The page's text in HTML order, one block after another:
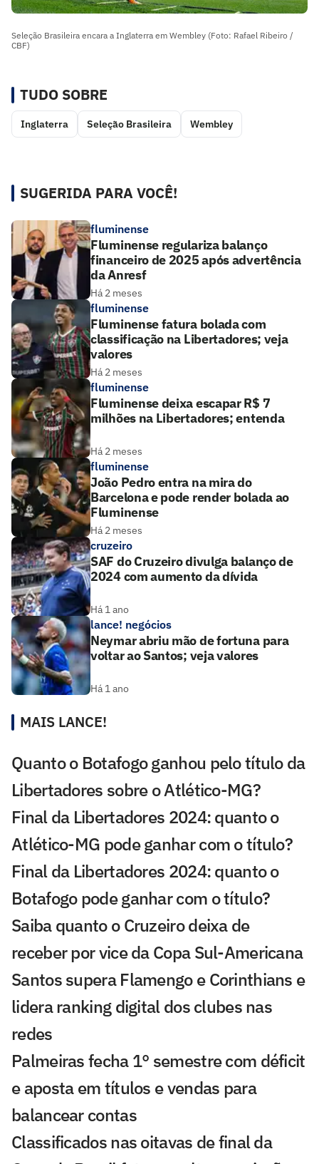
Seleção Brasileira encara a Inglaterra em Wembley (Foto: Rafael Ribeiro /
CBF)
TUDO SOBRE
Inglaterra Seleção Brasileira Wembley
SUGERIDA PARA VOCÊ!
fluminense
Fluminense regulariza balanço
financeiro de 2025 após advertência
da Anresf
Há 2 meses
fluminense
Fluminense fatura bolada com
classificação na Libertadores; veja
valores
Há 2 meses
fluminense
Fluminense deixa escapar R$ 7
milhões na Libertadores; entenda
Há 2 meses
fluminense
João Pedro entra na mira do
Barcelona e pode render bolada ao
Fluminense
Há 2 meses
cruzeiro
SAF do Cruzeiro divulga balanço de
2024 com aumento da dívida
Há 1 ano
lance! negócios
Neymar abriu mão de fortuna para
voltar ao Santos; veja valores
Há 1 ano
MAIS LANCE!
Quanto o Botafogo ganhou pelo título da
Libertadores sobre o Atlético-MG?
Final da Libertadores 2024: quanto o
Atlético-MG pode ganhar com o título?
Final da Libertadores 2024: quanto o
Botafogo pode ganhar com o título?
Saiba quanto o Cruzeiro deixa de
receber por vice da Copa Sul-Americana
Santos supera Flamengo e Corinthians e
lidera ranking digital dos clubes nas
redes
Palmeiras fecha 1° semestre com déficit
e aposta em títulos e vendas para
balancear contas
Classificados nas oitavas de final da